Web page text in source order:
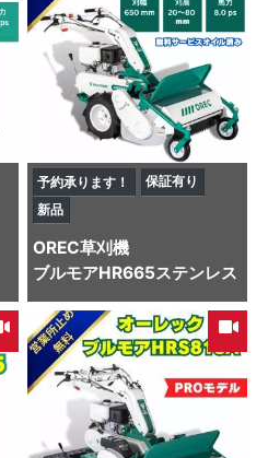
予約承ります！
保証有り
新品
OREC草刈機
ブルモアHR665ステンレス